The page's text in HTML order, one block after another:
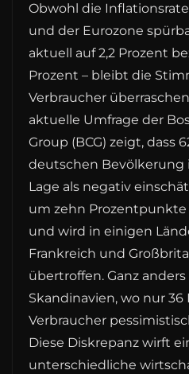
Obwohl die
und der Eurozone
aktuell auf 2,2 Prozent
Prozent – bleibt die
Verbraucher
aktuelle Umfrage der
Group (BCG) zeigt, dass
deutschen Bevölkerung
Lage als negativ
um zehn
und wird in einigen
Frankreich und
übertroffen. Ganz
Skandinavien, wo nur 36
Verbraucher
Diese Diskrepanz wirft
unterschiedliche